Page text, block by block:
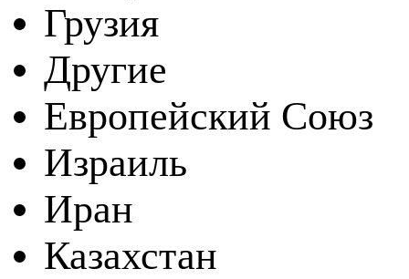
Грузия
Другие
Европейский Союз
Израиль
Иран
Казахстан